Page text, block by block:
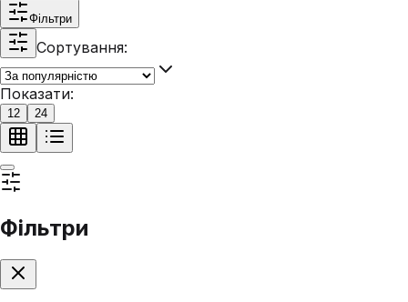
Фільтри
Сортування:
Показати:
12 24
Фільтри